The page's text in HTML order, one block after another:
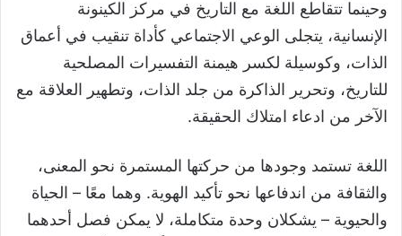
وحينما تتقاطع اللغة مع التاريخ في مركز الكينونة
الإنسانية، يتجلى الوعي الاجتماعي كأداة تنقيب في أعماق
الذات، وكوسيلة لكسر هيمنة التفسيرات المصلحية
للتاريخ، وتحرير الذاكرة من جلد الذات، وتطهير العلاقة مع
الآخر من ادعاء امتلاك الحقيقة.
اللغة تستمد وجودها من حركتها المستمرة نحو المعنى،
والثقافة من اندفاعها نحو تأكيد الهوية. وهما معًا – الحياة
والحيوية – يشكلان وحدة متكاملة، لا يمكن فصل أحدهما